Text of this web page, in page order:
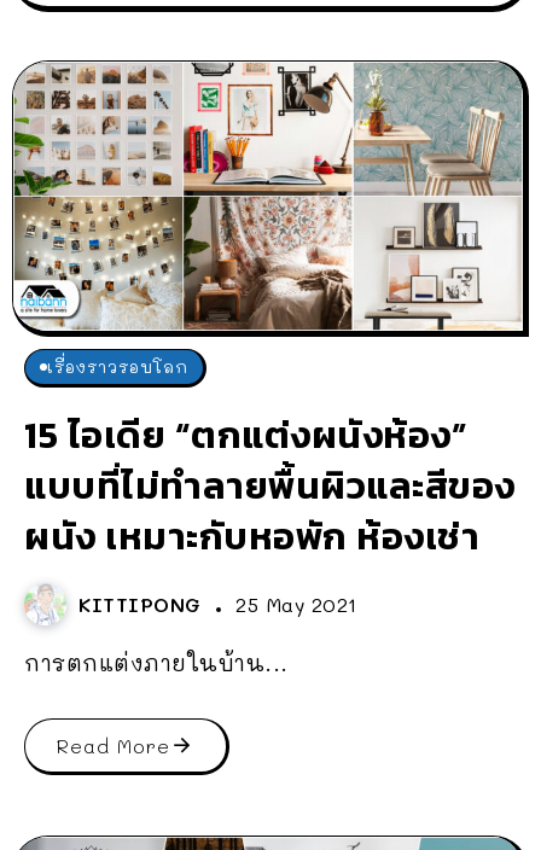
เรื่องราวรอบโลก
15 ไอเดีย “ตกแต่งผนังห้อง”
แบบที่ไม่ทำลายพื้นผิวและสีของ
ผนัง เหมาะกับหอพัก ห้องเช่า
KITTIPONG 25 May 2021
การตกแต่งภายในบ้าน...
Read More